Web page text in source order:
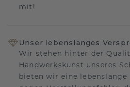
mit!
Unser lebenslanges
Wir stehen hinter der
Handwerkskunst unseres
bieten wir eine lebenslange